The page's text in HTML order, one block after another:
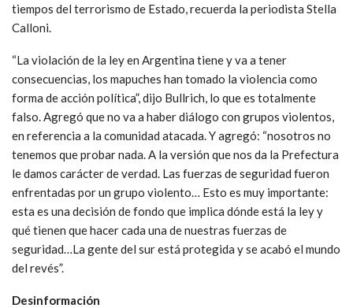
tiempos del terrorismo de Estado, recuerda la periodista Stella
Calloni.
“La violación de la ley en Argentina tiene y va a tener
consecuencias, los mapuches han tomado la violencia como
forma de acción política”, dijo Bullrich, lo que es totalmente
falso. Agregó que no va a haber diálogo con grupos violentos,
en referencia a la comunidad atacada. Y agregó: “nosotros no
tenemos que probar nada. A la versión que nos da la Prefectura
le damos carácter de verdad. Las fuerzas de seguridad fueron
enfrentadas por un grupo violento… Esto es muy importante:
esta es una decisión de fondo que implica dónde está la ley y
qué tienen que hacer cada una de nuestras fuerzas de
seguridad…La gente del sur está protegida y se acabó el mundo
del revés”.
Desinformación